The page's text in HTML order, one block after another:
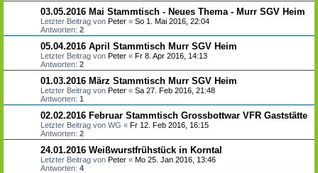
03.05.2016 Mai Stammtisch - Neues Thema - Murr SGV Heim
Letzter Beitrag von Peter « So 1. Mai 2016, 22:04
Antworten: 2
05.04.2016 April Stammtisch Murr SGV Heim
Letzter Beitrag von Peter « Fr 8. Apr 2016, 14:13
Antworten: 2
01.03.2016 März Stammtisch Murr SGV Heim
Letzter Beitrag von Peter « Sa 27. Feb 2016, 21:48
Antworten: 1
02.02.2016 Februar Stammtisch Grossbottwar VFR Gaststätte
Letzter Beitrag von WG « Fr 12. Feb 2016, 16:15
Antworten: 2
24.01.2016 Weißwurstfrühstück in Korntal
Letzter Beitrag von Peter « Mo 25. Jan 2016, 13:46
Antworten: 4